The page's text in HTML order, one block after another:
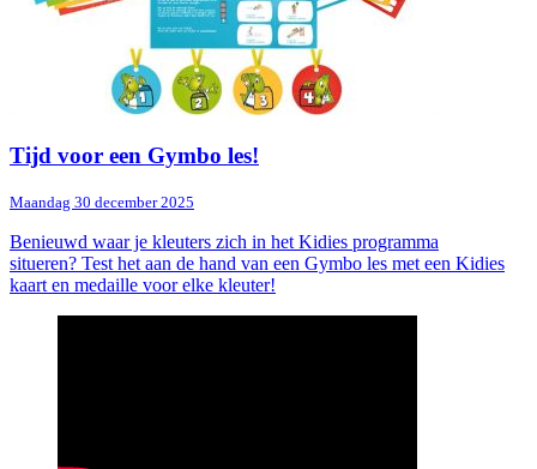
Tijd voor een Gymbo les!
Maandag 30 december 2025
Benieuwd waar je kleuters zich in het Kidies programma
situeren? Test het aan de hand van een Gymbo les met een Kidies
kaart en medaille voor elke kleuter!